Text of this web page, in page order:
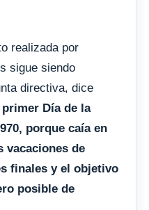
realizada por
sigue siendo
directiva, dice
Día de la
porque caía en
vacaciones de
finales y el objetivo
posible de